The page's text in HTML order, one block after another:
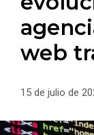
web
15 de julio de